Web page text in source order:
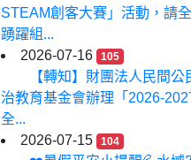
STEAM創客大賽」活動，請
踴躍組...
2026-07-16
105
【轉知】財團法人民間公
治教育基金會辦理「2026-
全...
2026-07-15
104